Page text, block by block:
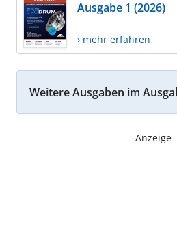
Ausgabe 1 (2026)
› mehr erfahren
Weitere Ausgaben im
- Anzeige -